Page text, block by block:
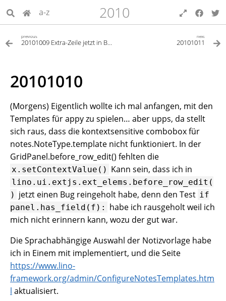
a-z 2010
previous
20101009 Extra-Zeile jetzt in Blau
next
20101011
20101010
(Morgens) Eigentlich wollte ich mal anfangen, mit den
Templates für appy zu spielen… aber upps, da stellt
sich raus, dass die kontextsensitive combobox für
notes.NoteType.template nicht funktioniert. In der
GridPanel.before_row_edit() fehlten die
x.setContextValue() Kann sein, dass ich in
lino.ui.extjs.ext_elems.before_row_edit(
) jetzt einen Bug reingeholt habe, denn den Test if
panel.has_field(f):
habe ich rausgeholt weil ich
mich nicht erinnern kann, wozu der gut war.
Die Sprachabhängige Auswahl der Notizvorlage habe
ich in Einem mit implementiert, und die Seite
https://www.lino-
framework.org/admin/ConfigureNotesTemplates.htm
l aktualisiert.